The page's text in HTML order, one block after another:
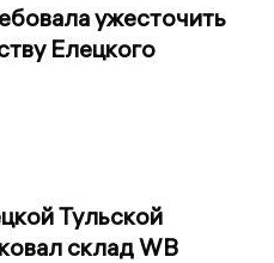
ужесточить
Елецкого
Тульской
склад WB